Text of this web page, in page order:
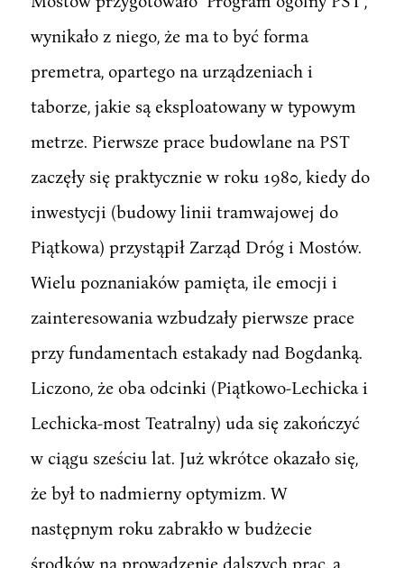
wynikało z niego, że ma to być forma
premetra, opartego na urządzeniach i
taborze, jakie są eksploatowany w typowym
metrze. Pierwsze prace budowlane na PST
zaczęły się praktycznie w roku 1980, kiedy do
inwestycji (budowy linii tramwajowej do
Piątkowa) przystąpił Zarząd Dróg i Mostów.
Wielu poznaniaków pamięta, ile emocji i
zainteresowania wzbudzały pierwsze prace
przy fundamentach estakady nad Bogdanką.
Liczono, że oba odcinki (Piątkowo-Lechicka i
Lechicka-most Teatralny) uda się zakończyć
w ciągu sześciu lat. Już wkrótce okazało się,
że był to nadmierny optymizm. W
następnym roku zabrakło w budżecie
środków na prowadzenie dalszych prac, a